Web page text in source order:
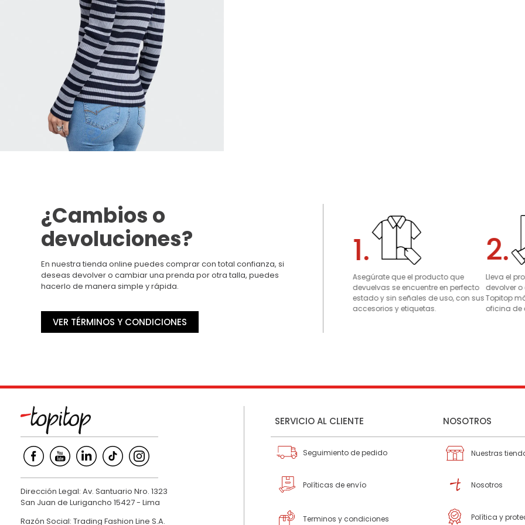
¿Cambios o
devoluciones?
En nuestra tienda online puedes comprar con total confianza, si
deseas devolver o cambiar una prenda por otra talla, puedes
hacerlo de manera simple y rápida.
VER TÉRMINOS Y CONDICIONES
1.
Asegúrate que el producto que
devuelvas se encuentre en perfecto
estado y sin señales de uso, con sus
accesorios y etiquetas.
2.
Lleva el
devolver
Topitop
oficina de
Dirección Legal: Av. Santuario Nro. 1323
San Juan de Lurigancho 15427 - Lima
Razón Social: Trading Fashion Line S.A.
SERVICIO AL CLIENTE
Seguimiento de pedido
Políticas de envío
Terminos y condiciones
NOSOTROS
Nuestras
Nosotros
Política y